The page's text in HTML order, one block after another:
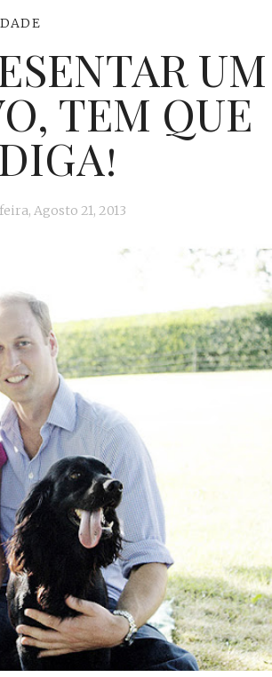
UM
TEM QUE
Agosto 21, 2013